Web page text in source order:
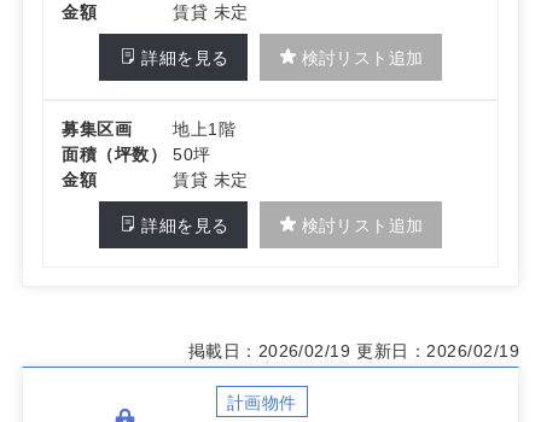
金額
賃貸 未定
詳細を見る 検討リスト追加
募集区画
地上1階
面積（坪数）
50坪
金額
賃貸 未定
詳細を見る 検討リスト追加
掲載日：2026/02/19 更新日：2026/02/19
計画物件